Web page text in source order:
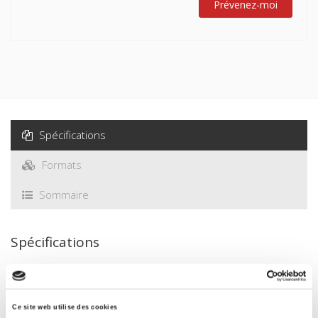
Ce site web utilise des cookies
phénomène pouvoir est au centre d'un argument toujours
Prévenez-moi
Spécifications
Formats
Sommaire
Spécifications
Éditeur
Presses de Sciences Po